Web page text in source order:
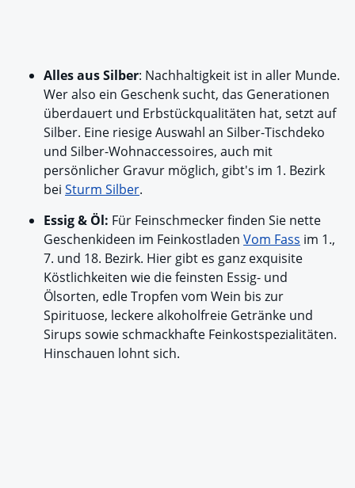
Alles aus Silber: Nachhaltigkeit ist in aller Munde.
Wer also ein Geschenk sucht, das Generationen
überdauert und Erbstückqualitäten hat, setzt auf
Silber. Eine riesige Auswahl an Silber-Tischdeko
und Silber-Wohnaccessoires, auch mit
persönlicher Gravur möglich, gibt's im 1. Bezirk
bei Sturm Silber.
Essig & Öl: Für Feinschmecker finden Sie nette
Geschenkideen im Feinkostladen Vom Fass im 1.,
7. und 18. Bezirk. Hier gibt es ganz exquisite
Köstlichkeiten wie die feinsten Essig- und
Ölsorten, edle Tropfen vom Wein bis zur
Spirituose, leckere alkoholfreie Getränke und
Sirups sowie schmackhafte Feinkostspezialitäten.
Hinschauen lohnt sich.